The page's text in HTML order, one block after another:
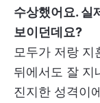
수상했어요. 실
보이던데요?
모두가 저랑 지
뒤에서도 잘 지
진지한 성격이